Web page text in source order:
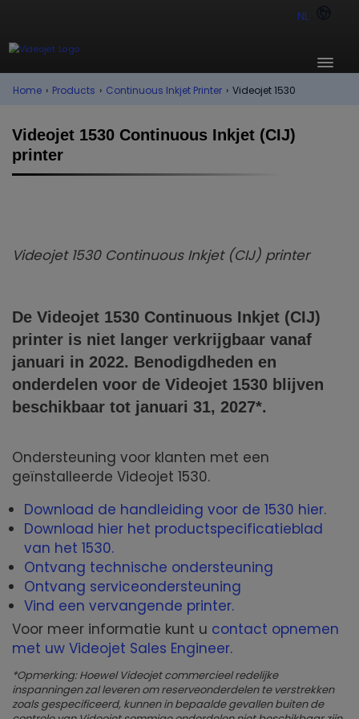
NL
Home › Products › Continuous Inkjet Printer › Videojet 1530
Videojet 1530 Continuous Inkjet (CIJ)
printer
Videojet 1530 Continuous Inkjet (CIJ) printer
De Videojet 1530 Continuous Inkjet (CIJ)
printer is niet langer verkrijgbaar vanaf
januari in 2022. Benodigdheden en
onderdelen voor de Videojet 1530 blijven
beschikbaar tot januari 31, 2027*.
Ondersteuning voor klanten met een
geïnstalleerde Videojet 1530.
Download de handleiding voor de 1530 hier.
Download hier het productspecificatieblad
van het 1530.
Ontvang technische ondersteuning
Ontvang serviceondersteuning
Vind een vervangende printer.
Voor meer informatie kunt u contact opnemen
met uw Videojet Sales Engineer.
*Opmerking: Hoewel Videojet commercieel redelijke
inspanningen zal leveren om reserveonderdelen te verstrekken
zoals gespecificeerd, kunnen in bepaalde gevallen buiten de